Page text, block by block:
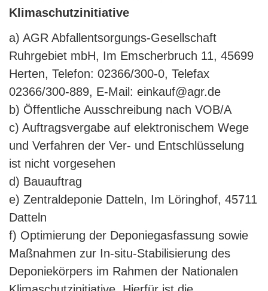
Klimaschutzinitiative
a) AGR Abfallentsorgungs-Gesellschaft
Ruhrgebiet mbH, Im Emscherbruch 11, 45699
Herten, Telefon: 02366/300-0, Telefax
02366/300-889, E-Mail: einkauf@agr.de
b) Öffentliche Ausschreibung nach VOB/A
c) Auftragsvergabe auf elektronischem Wege
und Verfahren der Ver- und Entschlüsselung
ist nicht vorgesehen
d) Bauauftrag
e) Zentraldeponie Datteln, Im Löringhof, 45711
Datteln
f) Optimierung der Deponiegasfassung sowie
Maßnahmen zur In-situ-Stabilisierung des
Deponiekörpers im Rahmen der Nationalen